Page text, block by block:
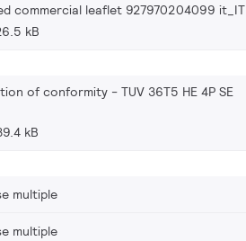
commercial leaflet 927970204099 it_IT
kB
of conformity - TUV 36T5 HE 4P SE
kB
multiple
multiple